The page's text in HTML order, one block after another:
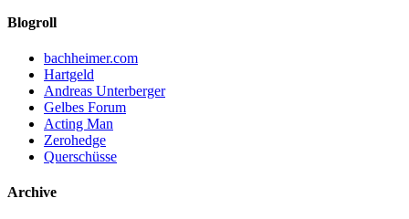
Blogroll
bachheimer.com
Hartgeld
Andreas Unterberger
Gelbes Forum
Acting Man
Zerohedge
Querschüsse
Archive